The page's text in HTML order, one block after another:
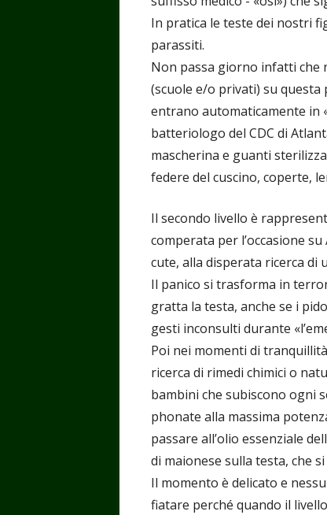
In pratica le teste dei nostri
parassiti.
Non passa giorno infatti che
(scuole e/o privati) su questa
entrano automaticamente in
batteriologo del CDC di
mascherina e guanti
federe del cuscino, coperte,
Il secondo livello è
comperata per l’occasione
cute, alla disperata ricerca di
Il panico si trasforma in
gratta la testa, anche se i
gesti inconsulti durante
Poi nei momenti di
ricerca di rimedi chimici o
bambini che subiscono ogni
phonate alla massima
passare all’olio essenziale
di maionese sulla testa, che
Il momento è delicato e
fiatare perché quando il